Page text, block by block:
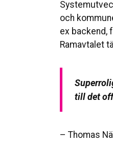
och
ex backend,
Ramavtalet
till det
– Thomas